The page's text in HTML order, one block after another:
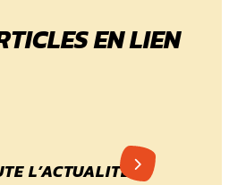
EN LIEN
L’ACTUALITÉ